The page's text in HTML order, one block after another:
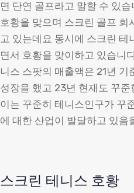
면 단연 골프라고 말할 수 있
호황을 맞으며 스크린 골프
고 있는데요 동시에 스크린 테
면서 호황을 맞이하고 있습니
니스 스팟의 매출액은 21년
성장을 했고 23년 현재도 꾸
이는 꾸준히 테니스인구가 꾸
에 대한 산업이 발달하고 있음
스크린 테니스 호황